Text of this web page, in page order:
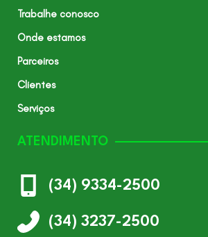
Trabalhe conosco
Onde estamos
Parceiros
Clientes
Serviços
ATENDIMENTO
(34) 9334-2500
(34) 3237-2500